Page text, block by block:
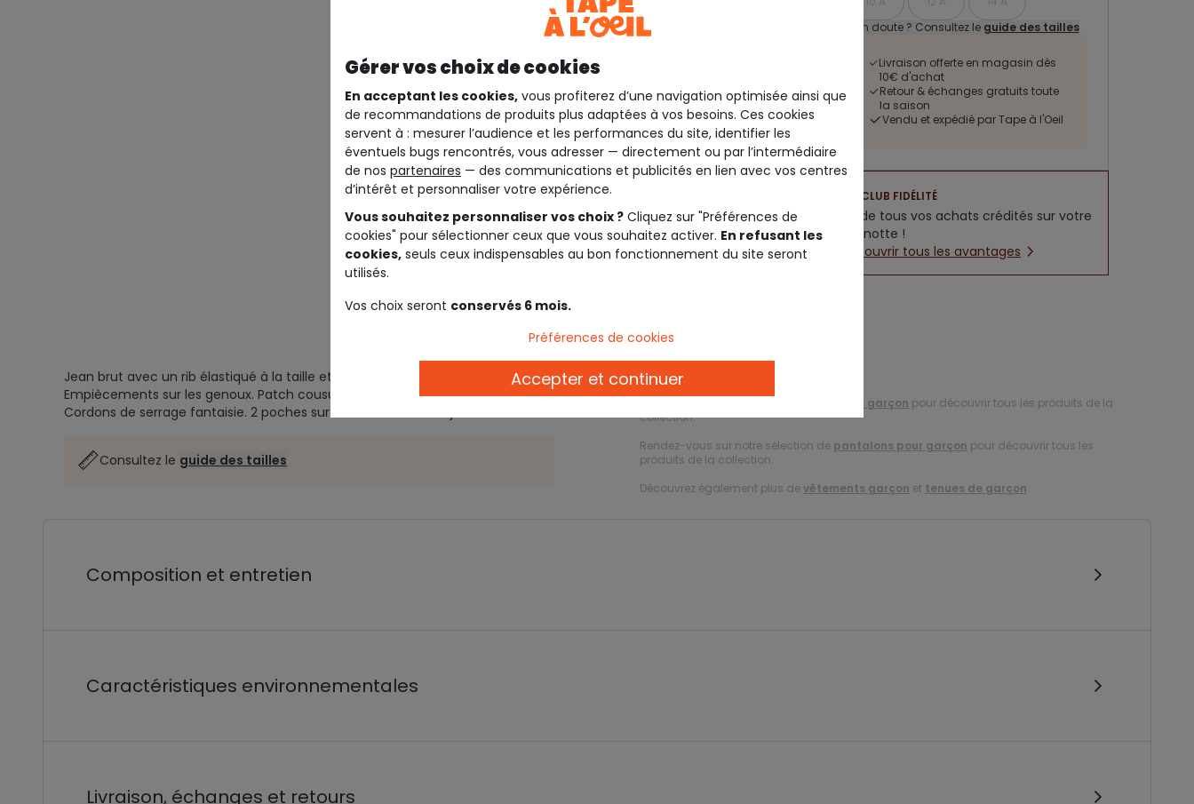
Un doute ? Consultez le guide des tailles
Livraison offerte en magasin dès
10€ d'achat
Retour & échanges gratuits toute
la saison
Vendu et expédié par Tape à l'Oeil
CLUB FIDÉLITÉ
5% de tous vos achats crédités sur votre
cagnotte !
Découvrir tous les avantages
Description
Jean brut avec un rib élastiqué à la taille et aux chevilles.
Effet usé et délavé.
Empiècements sur les genoux. Patch cousu sur la jambe.
Cordons de serrage fantaisie. 2 poches sur les côtés et taille ajustable.
Consultez le guide des tailles
Ref. 91093_01983
jeans garçon pour découvrir tous les produits de la
collection.
Rendez-vous sur notre sélection de pantalons pour garçon pour découvrir tous les
produits de la collection.
Découvrez également plus devêtements garçon et tenues de garçon.
Composition et entretien
Caractéristiques environnementales
Livraison, échanges et retours
Gérer vos choix de cookies
En acceptant les cookies, vous profiterez d’une navigation optimisée ainsi que
de recommandations de produits plus adaptées à vos besoins. Ces cookies
servent à : mesurer l’audience et les performances du site, identifier les
éventuels bugs rencontrés, vous adresser — directement ou par l’intermédiaire
de nos partenaires — des communications et publicités en lien avec vos centres
d’intérêt et personnaliser votre expérience.
Vous souhaitez personnaliser vos choix ? Cliquez sur "Préférences de
cookies" pour sélectionner ceux que vous souhaitez activer. En refusant les
cookies, seuls ceux indispensables au bon fonctionnement du site seront
utilisés.
Vos choix seront conservés 6 mois.
Préférences de cookies
Accepter et continuer